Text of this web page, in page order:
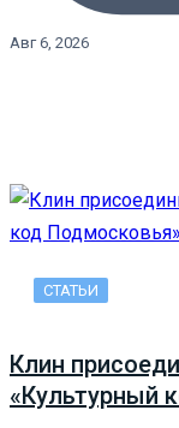
Авг 6, 2026
СТАТЬИ
Клин
«Культурный